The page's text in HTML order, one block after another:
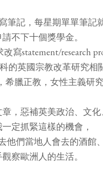
筆記，每星期單單筆記
不下十個獎學金。
寫statement/research
的英國宗教改革研究相
臘正教，女性主義研
，惡補英美政治、文化
定抓緊這樣的機會，
們當地人會去的酒館
察歐洲人的生活。